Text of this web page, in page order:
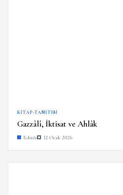
KITAP-TANITIM
Gazzâlî, İktisat ve Ahlâk
Editör 12 Ocak 2026